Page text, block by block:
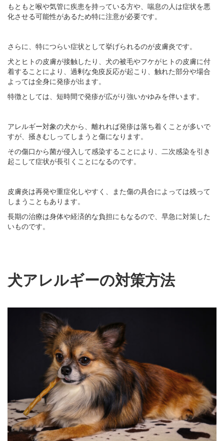
もともと喉や気管に疾患を持っている方や、喘息の人は症状を悪
化させる可能性があるため特に注意が必要です。
さらに、特につらい症状として挙げられるのが皮膚炎です。
犬とヒトの皮膚が接触したり、犬の被毛やフケがヒトの皮膚に付
着することにより、過剰な免疫反応が起こり、触れた部分や場合
よっては全身に発疹が出ます。
特徴としては、短時間で発疹が広がり強いかゆみを伴います。
アレルギー対象の犬から、離れれば発疹は落ち着くことが多いで
すが、掻きむしってしまうと傷になります。
その傷口から菌が侵入して感染することにより、二次感染を引き
起こして症状が長引くことになるのです。
皮膚炎は再発や重症化しやすく、また傷の具合によっては残って
しまうこともあります。
長期の治療は身体や経済的な負担にもなるので、早急に対策した
いものです。
犬アレルギーの対策方法